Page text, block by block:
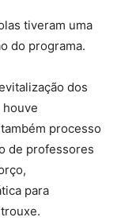
tiveram uma
do programa.
dos
houve
processo
de professores
para